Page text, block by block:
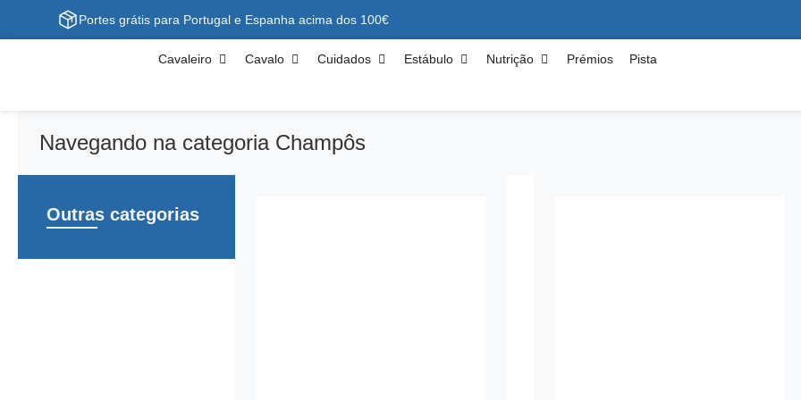
Portes grátis para Portugal e Espanha acima dos 100€
Cavaleiro Cavalo Cuidados Estábulo Nutrição Prémios Pista
Navegando na categoria Champôs
Outras categorias